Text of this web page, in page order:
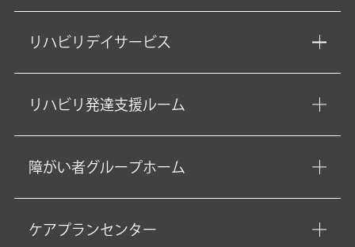
リハビリデイサービス
リハビリ発達支援ルーム
障がい者グループホーム
ケアプランセンター